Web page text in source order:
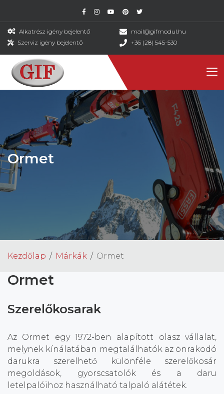
Alkatrész igény bejelentő
Szerviz igény bejelentő
mail@gifmodul.hu
+36 (28) 545-530
Ormet
Kezdőlap Márkák Ormet
Ormet
Szerelőkosarak
Az Ormet egy 1972-ben alapított olasz vállalat,
melynek kínálatában megtalálhatók az önrakodó
darukra szerelhető különféle szerelőkosár
megoldások, gyorscsatolók és a daru
letelpalóihoz használható talpaló alátétek.